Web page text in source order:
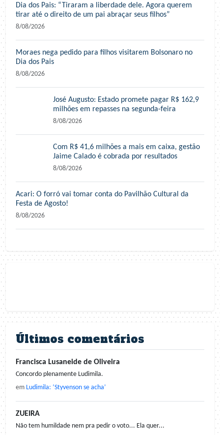
Dia dos Pais: “Tiraram a liberdade dele. Agora querem
tirar até o direito de um pai abraçar seus filhos”
8/08/2026
Moraes nega pedido para filhos visitarem Bolsonaro no
Dia dos Pais
8/08/2026
José Augusto: Estado promete pagar R$ 162,9
milhões em repasses na segunda-feira
8/08/2026
Com R$ 41,6 milhões a mais em caixa, gestão
Jaime Calado é cobrada por resultados
8/08/2026
Acari: O forró vai tomar conta do Pavilhão Cultural da
Festa de Agosto!
8/08/2026
Últimos comentários
Francisca Lusaneide de Oliveira
Concordo plenamente Ludimila.
em Ludimila: ‘Styvenson se acha’
ZUEIRA
Não tem humildade nem pra pedir o voto... Ela quer...